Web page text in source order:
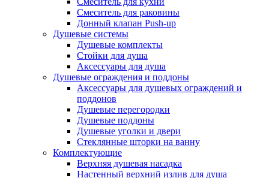
Смеситель для раковины
Донный клапан Push-up
Душевые системы
Душевые комплекты
Стойки для душа
Аксессуары для душа
Душевые ограждения и поддоны
Аксессуары для душевых ограждений и
поддонов
Душевые перегородки
Душевые поддоны
Душевые уголки и двери
Стеклянные шторки на ванну
Комплектующие
Верхняя душевая насадка
Настенный верхний излив для душа